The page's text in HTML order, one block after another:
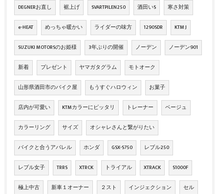
DEGNERお直し 裾上げ SVARTPILEN250 酒田いS 寒さ対策
e-HEAT めっちゃ暖かい ライダーの味方 1290SDR KTM J
SUZUKI MOTORSのお姫様 3年ぶりの開催 ノーデン ノーデン901
新着 プレゼント ヤマガタグラム モトオーク
山形県酒田市のバイク屋 もうすぐハロウィン お菓子
店内が可愛い KTMカラーにピッタリ トレーナー ベージュ
カラーリング サイズ オシャレさんと繋がりたい
バイクと合うアパレル ホンダ GSX-S750 レブル250
レブル女子 TRRS XTRCK トライアル XTRACK S1000F
極上中古 新車１オーナー ２スト インジェクション セル